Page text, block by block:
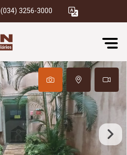
(034) 3256-3000